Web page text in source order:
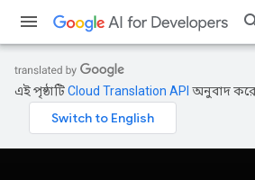
এই পৃষ্ঠাটিCloud Translation API অনুবাদ